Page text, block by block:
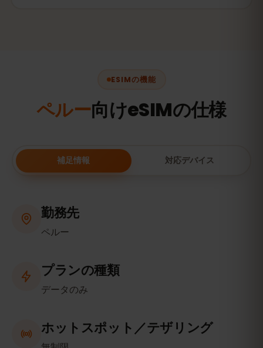
ESIMの機能
ペルー向けeSIMの仕様
補足情報 対応デバイス
勤務先
ペルー
プランの種類
データのみ
ホットスポット／テザリング